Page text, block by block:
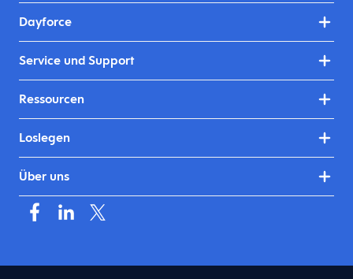
Dayforce
Service und Support
Ressourcen
Loslegen
Über uns